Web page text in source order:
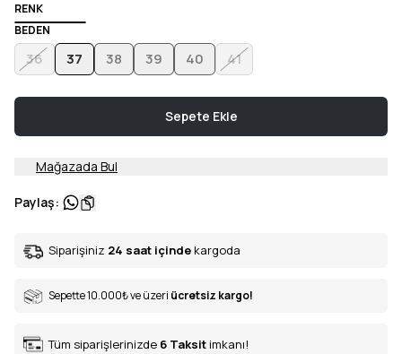
RENK
BEDEN
36 37 38 39 40 41
Sepete Ekle
Mağazada Bul
Paylaş:
Siparişiniz 24 saat içinde kargoda
Sepette 10.000₺ve üzeri ücretsiz kargo!
Tüm siparişlerinizde 6 Taksit imkanı!